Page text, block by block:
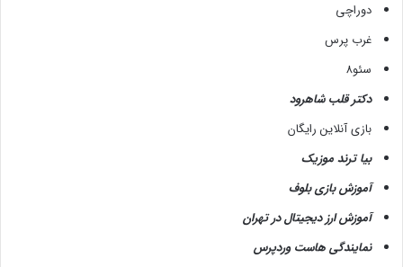
دوراچی
غرب پرس
سئو8
دکتر قلب شاهرود
بازی آنلاین رایگان
بیا ترند موزیک
آموزش بازی بلوف
آموزش ارز دیجیتال در تهران
نمایندگی هاست وردپرس